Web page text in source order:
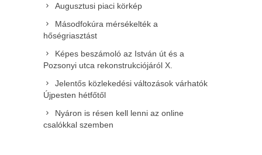
Augusztusi piaci körkép
Másodfokúra mérsékelték a
hőségriasztást
Képes beszámoló az István út és a
Pozsonyi utca rekonstrukciójáról X.
Jelentős közlekedési változások várhatók
Újpesten hétfőtől
Nyáron is résen kell lenni az online
csalókkal szemben